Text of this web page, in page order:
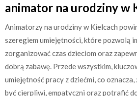
animator na urodziny w
Animatorzy na urodziny w Kielcach
szeregiem umiejętności, które pozwolą
zorganizować czas dzieciom oraz
dobrą zabawę. Przede wszystkim,
umiejętność pracy z dziećmi, co
być cierpliwi, empatyczni oraz potrafić